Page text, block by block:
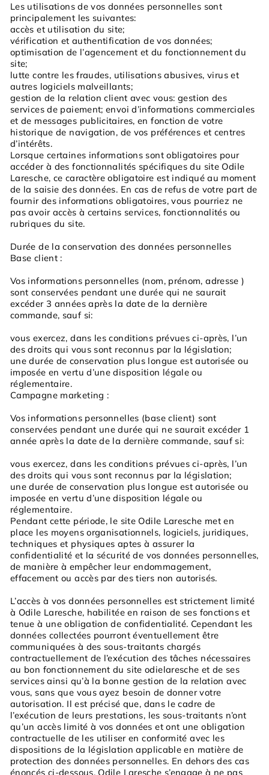
Les utilisations de vos données personnelles sont
principalement les suivantes:
accès et utilisation du site;
vérification et authentification de vos données;
optimisation de l’agencement et du fonctionnement du
site;
lutte contre les fraudes, utilisations abusives, virus et
autres logiciels malveillants;
gestion de la relation client avec vous: gestion des
services de paiement; envoi d’informations commerciales
et de messages publicitaires, en fonction de votre
historique de navigation, de vos préférences et centres
d’intérêts.
Lorsque certaines informations sont obligatoires pour
accéder à des fonctionnalités spécifiques du site Odile
Laresche, ce caractère obligatoire est indiqué au moment
de la saisie des données. En cas de refus de votre part de
fournir des informations obligatoires, vous pourriez ne
pas avoir accès à certains services, fonctionnalités ou
rubriques du site.
Durée de la conservation des données personnelles
Base client :
Vos informations personnelles (nom, prénom, adresse )
sont conservées pendant une durée qui ne saurait
excéder 3 années après la date de la dernière
commande, sauf si:
vous exercez, dans les conditions prévues ci-après, l’un
des droits qui vous sont reconnus par la législation;
une durée de conservation plus longue est autorisée ou
imposée en vertu d’une disposition légale ou
réglementaire.
Campagne marketing :
Vos informations personnelles (base client) sont
conservées pendant une durée qui ne saurait excéder 1
année après la date de la dernière commande, sauf si:
vous exercez, dans les conditions prévues ci-après, l’un
des droits qui vous sont reconnus par la législation;
une durée de conservation plus longue est autorisée ou
imposée en vertu d’une disposition légale ou
réglementaire.
Pendant cette période, le site Odile Laresche met en
place les moyens organisationnels, logiciels, juridiques,
techniques et physiques aptes à assurer la
confidentialité et la sécurité de vos données personnelles,
de manière à empêcher leur endommagement,
effacement ou accès par des tiers non autorisés.
L’accès à vos données personnelles est strictement limité
à Odile Laresche, habilitée en raison de ses fonctions et
tenue à une obligation de confidentialité. Cependant les
données collectées pourront éventuellement être
communiquées à des sous-traitants chargés
contractuellement de l’exécution des tâches nécessaires
au bon fonctionnement du site odielaresche et de ses
services ainsi qu’à la bonne gestion de la relation avec
vous, sans que vous ayez besoin de donner votre
autorisation. Il est précisé que, dans le cadre de
l’exécution de leurs prestations, les sous-traitants n’ont
qu’un accès limité à vos données et ont une obligation
contractuelle de les utiliser en conformité avec les
dispositions de la législation applicable en matière de
protection des données personnelles. En dehors des cas
énoncés ci-dessous, Odile Laresche s’engage à ne pas